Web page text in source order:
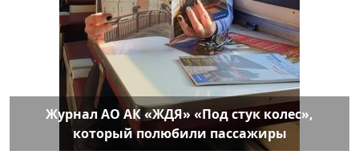
Журнал АО АК «ЖДЯ» «Под стук колес»,
который полюбили пассажиры